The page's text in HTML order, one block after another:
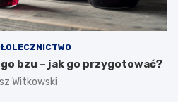
bzu – jak go przygotować?
Witkowski